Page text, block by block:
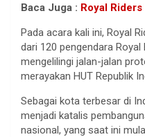
Baca Juga : Royal
Pada acara kali ini, Royal
dari 120 pengendara
mengelilingi jalan-jalan
merayakan HUT Republik
Sebagai kota terbesar di
menjadi katalis
nasional, yang saat ini